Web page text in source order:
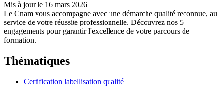
Mis à jour le 16 mars 2026
Le Cnam vous accompagne avec une démarche qualité reconnue, au
service de votre réussite professionnelle. Découvrez nos 5
engagements pour garantir l'excellence de votre parcours de
formation.
Thématiques
Certification labellisation qualité